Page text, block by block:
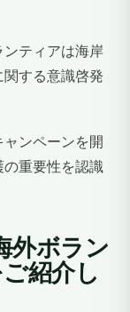
ティアは海岸
する意識啓発
ンペーンを開
重要性を認識
外ボラン
紹介し